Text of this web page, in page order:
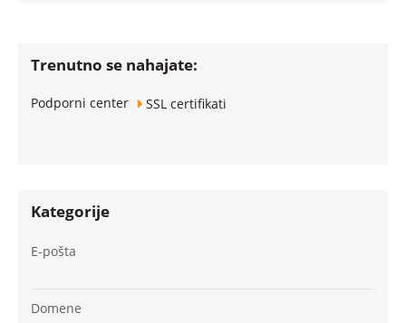
Trenutno se nahajate:
Podporni center SSL certifikati
Kategorije
E-pošta
Domene